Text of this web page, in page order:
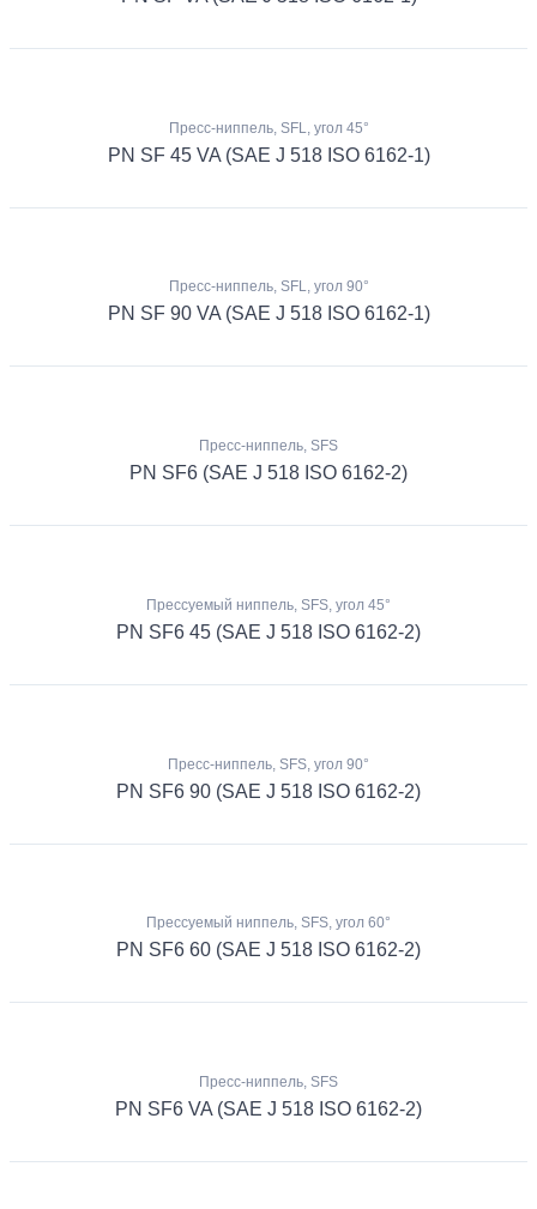
Пресс-ниппель, SFL, угол 45°
PN SF 45 VA (SAE J 518 ISO 6162-1)
Пресс-ниппель, SFL, угол 90°
PN SF 90 VA (SAE J 518 ISO 6162-1)
Пресс-ниппель, SFS
PN SF6 (SAE J 518 ISO 6162-2)
Прессуемый ниппель, SFS, угол 45°
PN SF6 45 (SAE J 518 ISO 6162-2)
Пресс-ниппель, SFS, угол 90°
PN SF6 90 (SAE J 518 ISO 6162-2)
Прессуемый ниппель, SFS, угол 60°
PN SF6 60 (SAE J 518 ISO 6162-2)
Пресс-ниппель, SFS
PN SF6 VA (SAE J 518 ISO 6162-2)